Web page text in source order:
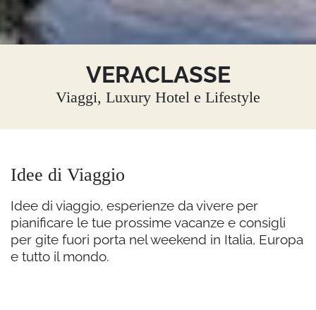
VERACLASSE
Viaggi, Luxury Hotel e Lifestyle
Idee di Viaggio
Idee di viaggio, esperienze da vivere per
pianificare le tue prossime vacanze e consigli
per gite fuori porta nel weekend in Italia, Europa
e tutto il mondo.